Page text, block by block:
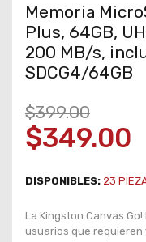
Memoria
Plus, 64GB,
200 MB/s,
SDCG4/64GB
$399.00
$349.00
DISPONIBLES: 23
La Kingston Canvas
usuarios que